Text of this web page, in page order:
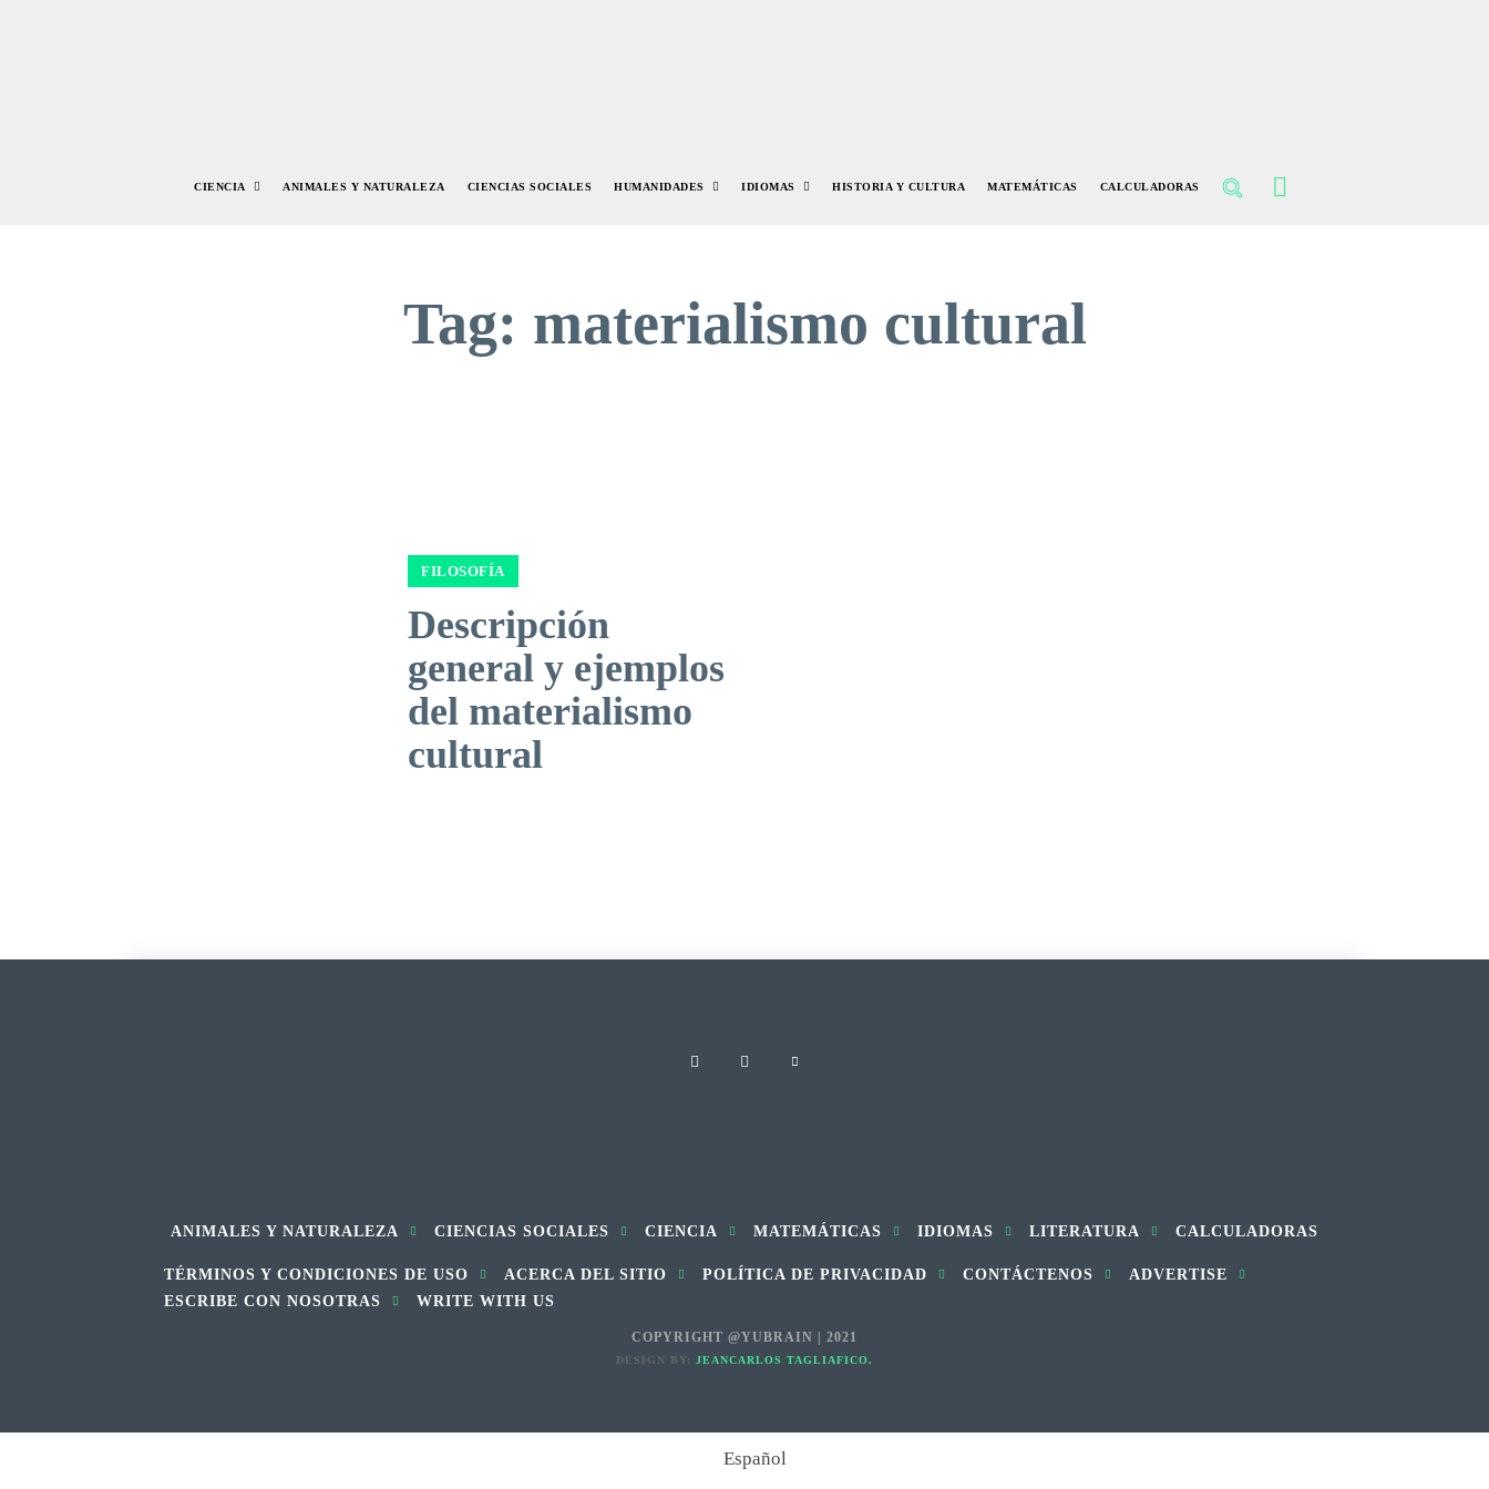
CIENCIA ANIMALES Y NATURALEZA CIENCIAS SOCIALES HUMANIDADES IDIOMAS HISTORIA Y CULTURA MATEMÁTICAS CALCULADORAS
Tag: materialismo cultural
FILOSOFÍA
Descripción
general y ejemplos
del materialismo
cultural
ANIMALES Y NATURALEZA CIENCIAS SOCIALES CIENCIA MATEMÁTICAS IDIOMAS LITERATURA CALCULADORAS
TÉRMINOS Y CONDICIONES DE USO ACERCA DEL SITIO POLÍTICA DE PRIVACIDAD CONTÁCTENOS
ADVERTISE
ESCRIBE CON NOSOTRAS
WRITE WITH US
COPYRIGHT @YUBRAIN | 2021
DESIGN BY: JEANCARLOS TAGLIAFICO.
Español